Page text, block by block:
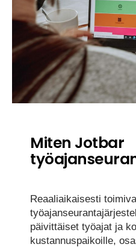
Miten Jotbar
Reaaliaikaisesti
päivittäiset työajat ja
kustannuspaikoille,